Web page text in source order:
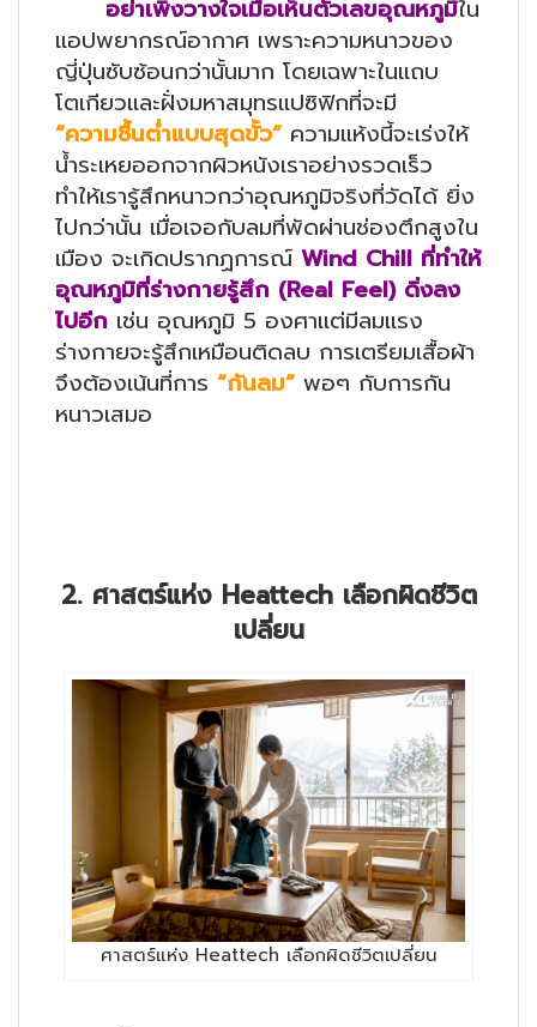
อย่าเพิ่งวางใจเมื่อเห็นตัวเลขอุณหภูมิใน
แอปพยากรณ์อากาศ เพราะความหนาวของ
ญี่ปุ่นซับซ้อนกว่านั้นมาก โดยเฉพาะในแถบ
โตเกียวและฝั่งมหาสมุทรแปซิฟิกที่จะมี
“ความชื้นต่ำแบบสุดขั้ว” ความแห้งนี้จะเร่งให้
น้ำระเหยออกจากผิวหนังเราอย่างรวดเร็ว
ทำให้เรารู้สึกหนาวกว่าอุณหภูมิจริงที่วัดได้ ยิ่ง
ไปกว่านั้น เมื่อเจอกับลมที่พัดผ่านช่องตึกสูงใน
เมือง จะเกิดปรากฏการณ์ Wind Chill ที่ทำให้
อุณหภูมิที่ร่างกายรู้สึก (Real Feel) ดิ่งลง
ไปอีก เช่น อุณหภูมิ 5 องศาแต่มีลมแรง
ร่างกายจะรู้สึกเหมือนติดลบ การเตรียมเสื้อผ้า
จึงต้องเน้นที่การ “กันลม” พอๆ กับการกัน
หนาวเสมอ
2. ศาสตร์แห่ง Heattech เลือกผิดชีวิต
เปลี่ยน
ศาสตร์แห่ง Heattech เลือกผิดชีวิตเปลี่ยน